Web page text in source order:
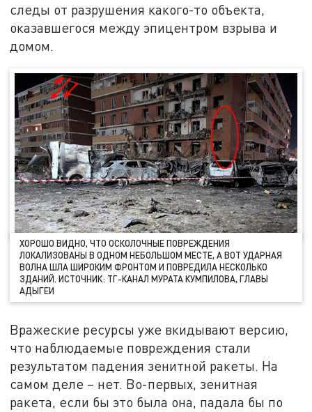
следы от разрушения какого-то объекта,
оказавшегося между эпицентром взрыва и
домом.
ХОРОШО ВИДНО, ЧТО ОСКОЛОЧНЫЕ ПОВРЕЖДЕНИЯ
ЛОКАЛИЗОВАНЫ В ОДНОМ НЕБОЛЬШОМ МЕСТЕ, А ВОТ УДАРНАЯ
ВОЛНА ШЛА ШИРОКИМ ФРОНТОМ И ПОВРЕДИЛА НЕСКОЛЬКО
ЗДАНИЙ. ИСТОЧНИК: ТГ-КАНАЛ МУРАТА КУМПИЛОВА, ГЛАВЫ
АДЫГЕИ
Вражеские ресурсы уже вкидывают версию,
что наблюдаемые повреждения стали
результатом падения зенитной ракеты. На
самом деле – нет. Во-первых, зенитная
ракета, если бы это была она, падала бы по